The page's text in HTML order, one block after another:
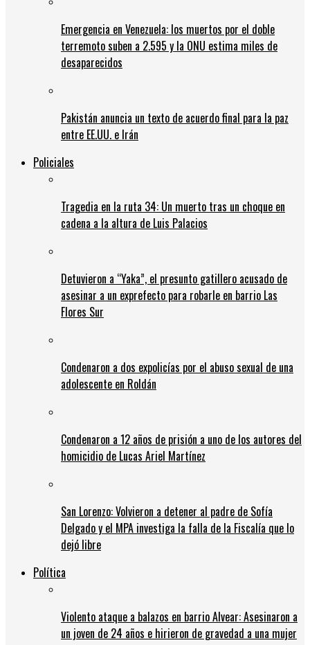
Emergencia en Venezuela: los muertos por el doble
terremoto suben a 2.595 y la ONU estima miles de
desaparecidos
Pakistán anuncia un texto de acuerdo final para la paz
entre EE.UU. e Irán
Policiales
Tragedia en la ruta 34: Un muerto tras un choque en
cadena a la altura de Luis Palacios
Detuvieron a “Yaka”, el presunto gatillero acusado de
asesinar a un exprefecto para robarle en barrio Las
Flores Sur
Condenaron a dos expolicías por el abuso sexual de una
adolescente en Roldán
Condenaron a 12 años de prisión a uno de los autores del
homicidio de Lucas Ariel Martínez
San Lorenzo: Volvieron a detener al padre de Sofía
Delgado y el MPA investiga la falla de la Fiscalía que lo
dejó libre
Política
Violento ataque a balazos en barrio Alvear: Asesinaron a
un joven de 24 años e hirieron de gravedad a una mujer